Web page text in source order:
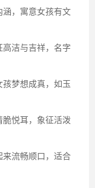
涵，寓意女孩有文
洁与吉祥，名字
梦想成真，如玉
脆悦耳，象征活泼
来流畅顺口，适合